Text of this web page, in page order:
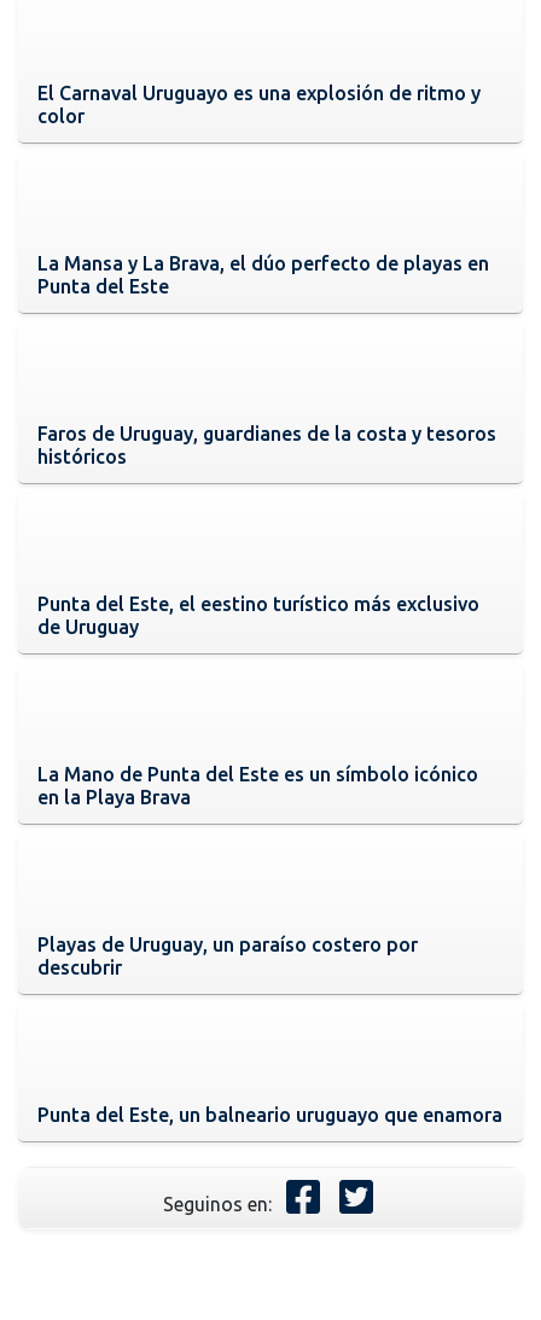
El Carnaval Uruguayo es una explosión de ritmo y
color
La Mansa y La Brava, el dúo perfecto de playas en
Punta del Este
Faros de Uruguay, guardianes de la costa y tesoros
históricos
Punta del Este, el eestino turístico más exclusivo
de Uruguay
La Mano de Punta del Este es un símbolo icónico
en la Playa Brava
Playas de Uruguay, un paraíso costero por
descubrir
Punta del Este, un balneario uruguayo que enamora
Seguinos en: